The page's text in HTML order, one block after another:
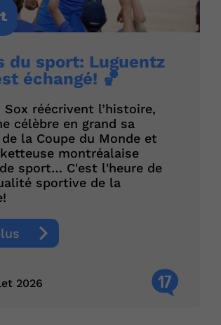
du sport: Luguentz
échangé! 🏀
Sox réécrivent l’histoire,
célèbre en grand sa
la Coupe du Monde et
montréalaise
sport… C'est l'heure de
sportive de la
2026 17